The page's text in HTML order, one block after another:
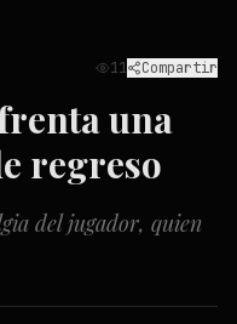
11 Compartir
una
regreso
del jugador, quien